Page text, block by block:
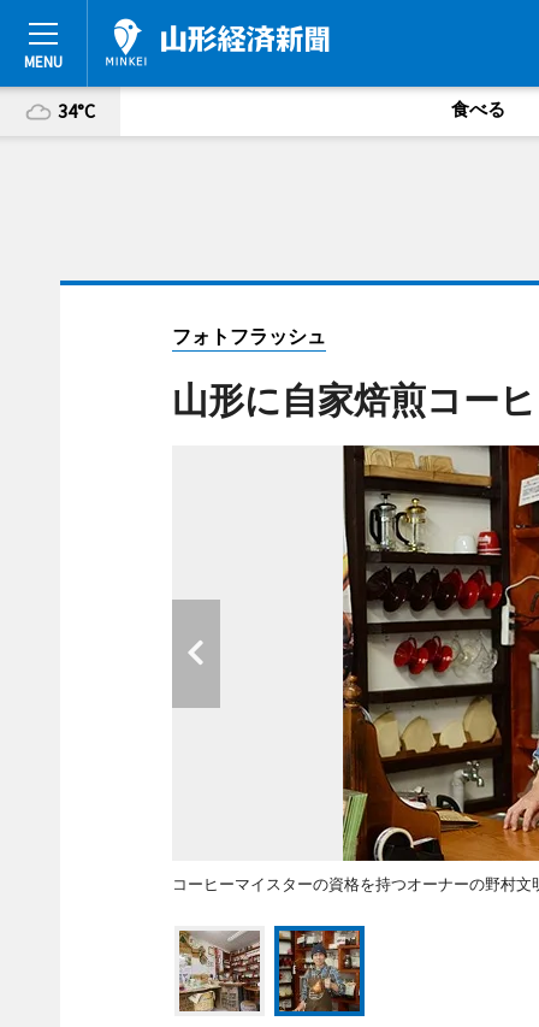
34°C 食べる
フォトフラッシュ
山形に自家焙煎コー
コーヒーマイスターの資格を持つオーナーの野村文